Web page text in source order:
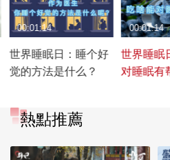
世界睡眠日：睡个好
觉的方法是什么？
00:01:14
世界睡眠
对睡眠有
00:01:14
熱點推薦